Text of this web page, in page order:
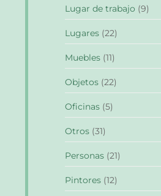
Lugar de trabajo (9)
Lugares (22)
Muebles (11)
Objetos (22)
Oficinas (5)
Otros (31)
Personas (21)
Pintores (12)